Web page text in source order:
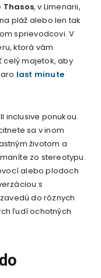
Thasos, v Limenarii,
pláž alebo len tak
sprievodcovi. V
ktorá vám
celý majetok, aby
last minute
inclusive ponukou.
sa v inom
životom a
zo stereotypu.
alebo plodoch
s
do rôznych
ľudí ochotných